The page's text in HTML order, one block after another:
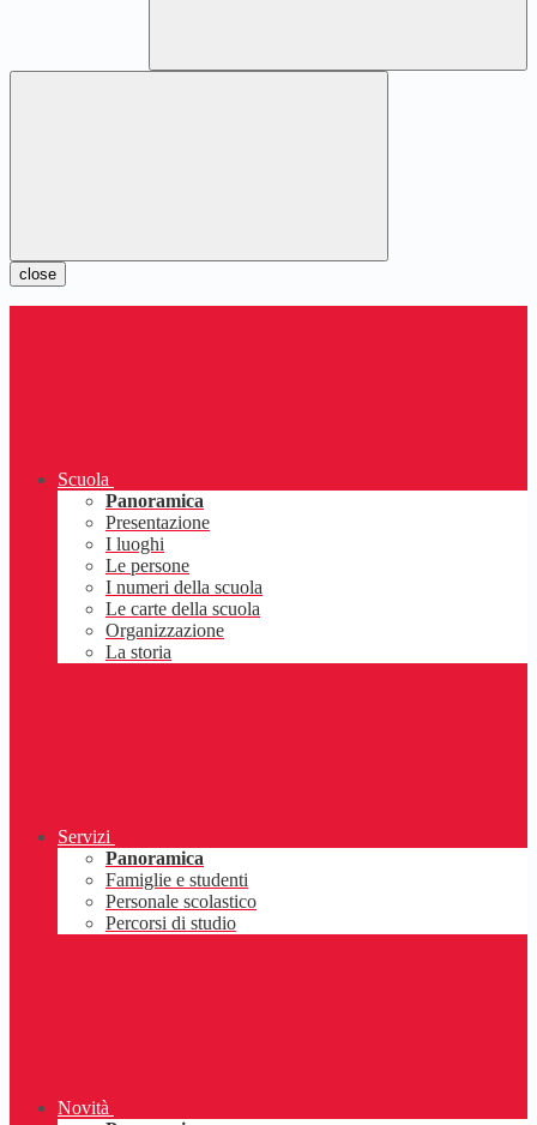
close
Scuola
Panoramica
Presentazione
I luoghi
Le persone
I numeri della scuola
Le carte della scuola
Organizzazione
La storia
Servizi
Panoramica
Famiglie e studenti
Personale scolastico
Percorsi di studio
Novità